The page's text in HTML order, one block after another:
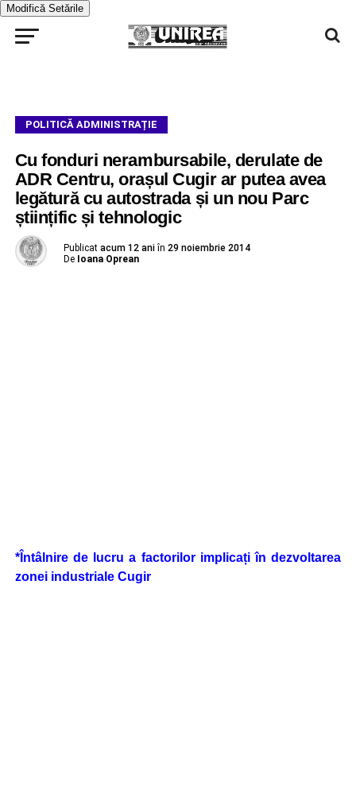
Modifică Setările
POLITICĂ ADMINISTRAȚIE
Cu fonduri nerambursabile, derulate de
ADR Centru, orașul Cugir ar putea avea
legătură cu autostrada și un nou Parc
științific și tehnologic
Publicat acum 12 ani în 29 noiembrie 2014
De Ioana Oprean
*Întâlnire de lucru a factorilor implicați în dezvoltarea
zonei industriale Cugir